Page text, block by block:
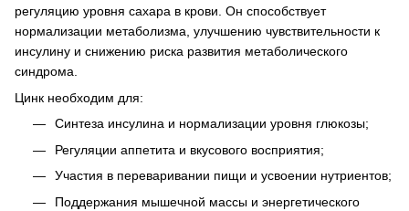
регуляцию уровня сахара в крови. Он способствует
нормализации метаболизма, улучшению чувствительности к
инсулину и снижению риска развития метаболического
синдрома.
Цинк необходим для:
Синтеза инсулина и нормализации уровня глюкозы;
Регуляции аппетита и вкусового восприятия;
Участия в переваривании пищи и усвоении нутриентов;
Поддержания мышечной массы и энергетического